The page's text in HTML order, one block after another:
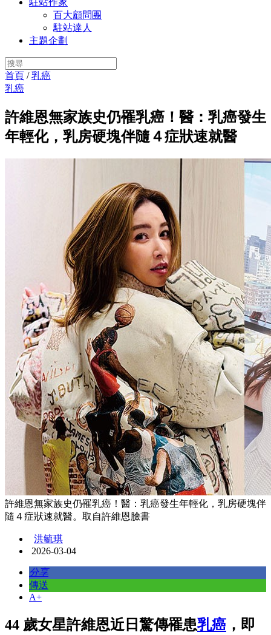
駐站作家
百大顧問團
駐站達人
主題企劃
首頁 /乳癌
乳癌
許維恩無家族史仍罹乳癌！醫：乳癌發生
年輕化，乳房硬塊伴隨４症狀速就醫
許維恩無家族史仍罹乳癌！醫：乳癌發生年輕化，乳房硬塊伴
隨４症狀速就醫。取自許維恩臉書
洪毓琪
2026-03-04
分享
傳送
A+
44 歲女星許維恩近日驚傳罹患乳癌 ，即